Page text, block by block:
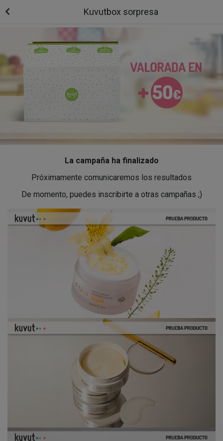
Kuvutbox sorpresa
La campaña ha finalizado
Próximamente comunicaremos los resultados
De momento, puedes inscribirte a otras campañas ;)